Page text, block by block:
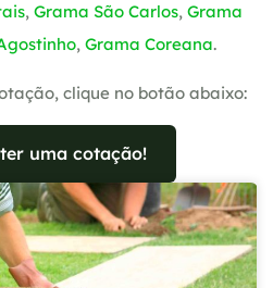
, Grama São Carlos, Grama
, Grama Coreana.
clique no botão abaixo:
uma cotação!